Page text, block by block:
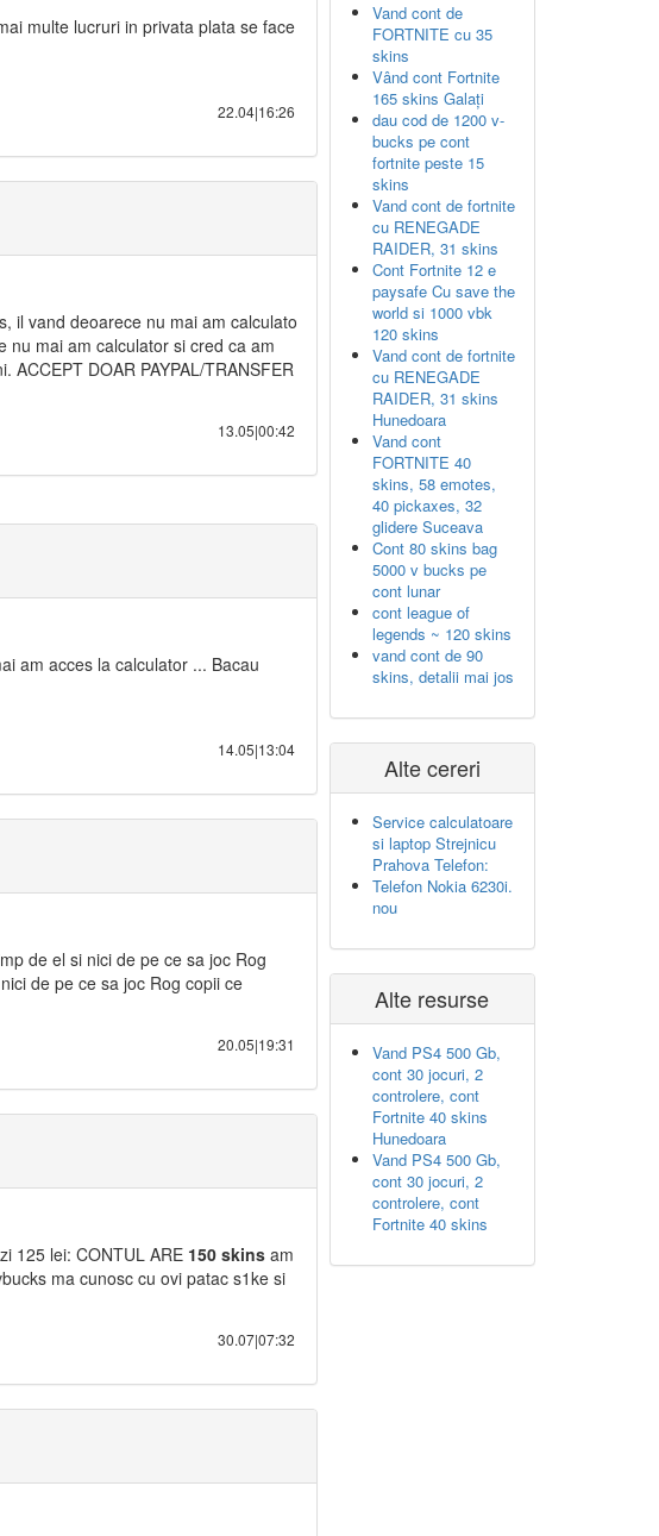
multe lucruri in privata plata se face
22.04|16:26
il vand deoarece nu mai am calculato
nu mai am calculator si cred ca am
ACCEPT DOAR PAYPAL/TRANSFER
13.05|00:42
am acces la calculator ... Bacau
14.05|13:04
de el si nici de pe ce sa joc Rog
de pe ce sa joc Rog copii ce
20.05|19:31
125 lei: CONTUL ARE 150 skins am
ma cunosc cu ovi patac s1ke si
30.07|07:32
Vand cont de
FORTNITE cu 35
skins
Vând cont Fortnite
165 skins Galați
dau cod de 1200 v-
bucks pe cont
fortnite peste 15
skins
Vand cont de fortnite
cu RENEGADE
RAIDER, 31 skins
Cont Fortnite 12 e
paysafe Cu save the
world si 1000 vbk
120 skins
Vand cont de fortnite
cu RENEGADE
RAIDER, 31 skins
Hunedoara
Vand cont
FORTNITE 40
skins, 58 emotes,
40 pickaxes, 32
glidere Suceava
Cont 80 skins bag
5000 v bucks pe
cont lunar
cont league of
legends ~ 120 skins
vand cont de 90
skins, detalii mai jos
Alte cereri
Service calculatoare
si laptop Strejnicu
Prahova Telefon:
Telefon Nokia 6230i.
nou
Alte resurse
Vand PS4 500 Gb,
cont 30 jocuri, 2
controlere, cont
Fortnite 40 skins
Hunedoara
Vand PS4 500 Gb,
cont 30 jocuri, 2
controlere, cont
Fortnite 40 skins